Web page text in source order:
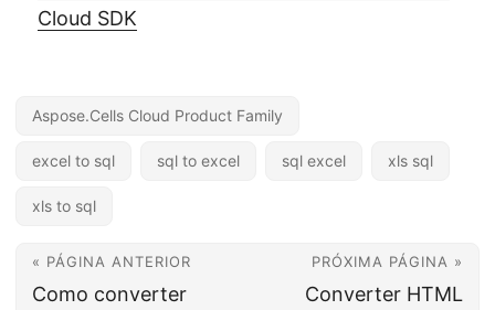
Cloud SDK
Aspose.Cells Cloud Product Family
excel to sql sql to excel sql excel xls sql
xls to sql
« PÁGINA ANTERIOR
Como converter
PRÓXIMA PÁGINA »
Converter HTML